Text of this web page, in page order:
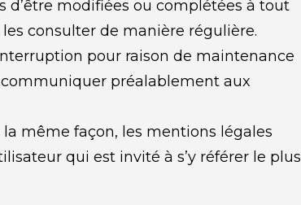
d’être modifiées ou complétées à tout
consulter de manière régulière.
pour raison de maintenance
préalablement aux
même façon, les mentions légales
qui est invité à s’y référer le plus